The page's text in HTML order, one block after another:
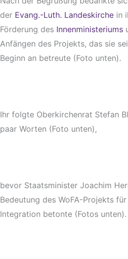
der Evang.-Luth. Landeskirche in
Förderung des Innenministeriums
Anfängen des Projekts, das sie
Beginn an betreute (Foto unten).
Ihr folgte Oberkirchenrat Stefan
paar Worten (Foto unten),
bevor Staatsminister Joachim
Bedeutung des WoFA-Projekts
Integration betonte (Fotos unten).